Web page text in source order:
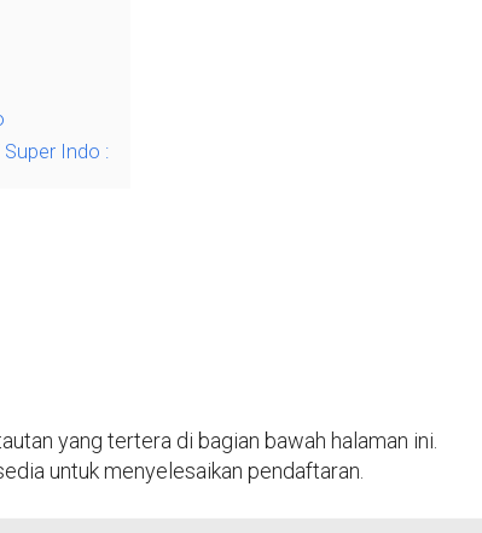
Indo :
yang tertera di bagian bawah halaman ini.
untuk menyelesaikan pendaftaran.